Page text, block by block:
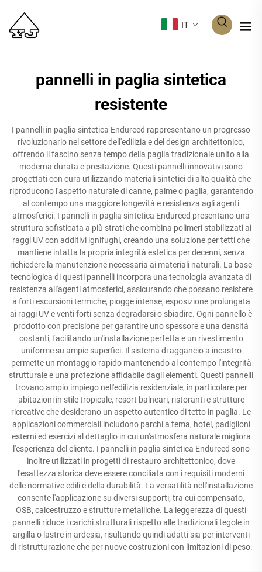
IT
pannelli in paglia sintetica
resistente
I pannelli in paglia sintetica Endureed rappresentano un progresso
rivoluzionario nel settore dell'edilizia e del design architettonico,
offrendo il fascino senza tempo della paglia tradizionale unito alla
moderna durata e prestazione. Questi pannelli innovativi sono
progettati con cura utilizzando materiali sintetici di alta qualità che
riproducono l'aspetto naturale di canne, palme o paglia, garantendo
al contempo una maggiore longevità e resistenza agli agenti
atmosferici. I pannelli in paglia sintetica Endureed presentano una
struttura sofisticata a più strati che combina polimeri stabilizzati ai
raggi UV con additivi ignifughi, creando una soluzione per tetti che
mantiene intatta la propria integrità estetica per decenni, senza
richiedere la manutenzione necessaria ai materiali naturali. La base
tecnologica di questi pannelli incorpora una tecnologia avanzata di
resistenza all'agenti atmosferici, assicurando che possano resistere
a forti escursioni termiche, piogge intense, esposizione prolungata
ai raggi UV e venti forti senza degradarsi o sbiadire. Ogni pannello è
prodotto con precisione per garantire uno spessore e una densità
costanti, facilitando un'installazione perfetta e un rivestimento
uniforme su ampie superfici. Il sistema di aggancio a incastro
permette un montaggio rapido mantenendo al contempo l'integrità
strutturale e una protezione affidabile dagli elementi. Questi pannelli
trovano ampio impiego nell'edilizia residenziale, in particolare per
abitazioni in stile tropicale, resort balneari, ristoranti e strutture
ricreative che desiderano un aspetto autentico di tetto in paglia. Le
applicazioni commerciali includono parchi a tema, hotel, padiglioni
esterni ed esercizi al dettaglio in cui un'atmosfera naturale migliora
l'esperienza del cliente. I pannelli in paglia sintetica Endureed sono
inoltre utilizzati in progetti di restauro architettonico, dove
l'esattezza storica deve essere conciliata con i requisiti moderni
delle normative edili e della durabilità. La versatilità nell'installazione
consente l'applicazione su diversi supporti, tra cui compensato,
OSB, calcestruzzo e strutture metalliche. La leggerezza di questi
pannelli riduce i carichi strutturali rispetto alle tradizionali tegole in
argilla o lastre in ardesia, risultando quindi adatti sia per interventi
di ristrutturazione che per nuove costruzioni con limitazioni di peso.